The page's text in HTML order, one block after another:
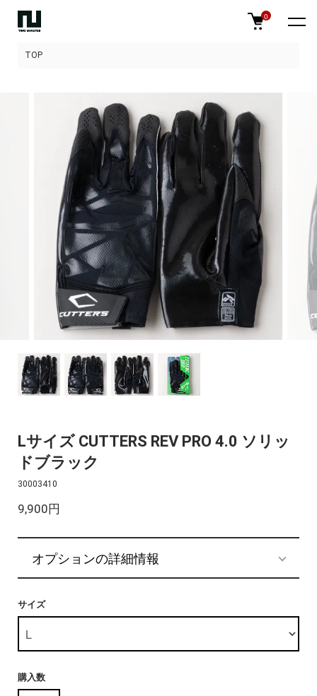
0
TOP
Lサイズ CUTTERS REV PRO 4.0 ソリッ
ドブラック
30003410
9,900円
オプションの詳細情報
サイズ
購入数